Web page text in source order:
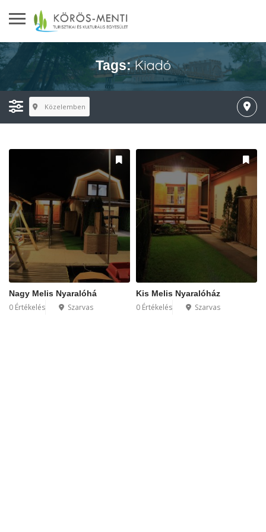
Tags:Kiadó
Közelemben
Nagy Melis Nyaralóhá
0 Értékelés Szarvas
Kis Melis Nyaralóház
0 Értékelés Szarvas